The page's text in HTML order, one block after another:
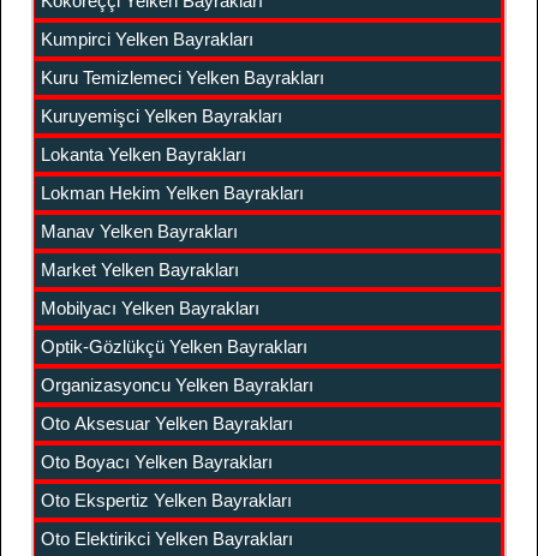
Kumpirci Yelken Bayrakları
Kuru Temizlemeci Yelken Bayrakları
Kuruyemişci Yelken Bayrakları
Lokanta Yelken Bayrakları
Lokman Hekim Yelken Bayrakları
Manav Yelken Bayrakları
Market Yelken Bayrakları
Mobilyacı Yelken Bayrakları
Optik-Gözlükçü Yelken Bayrakları
Organizasyoncu Yelken Bayrakları
Oto Aksesuar Yelken Bayrakları
Oto Boyacı Yelken Bayrakları
Oto Ekspertiz Yelken Bayrakları
Oto Elektirikci Yelken Bayrakları